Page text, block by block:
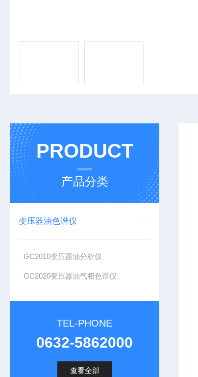
PRODUCT
产品分类
变压器油色谱仪
GC2010变压器油分析仪
GC2020变压器油气相色谱仪
TEL-PHONE
0632-5862000
查看全部